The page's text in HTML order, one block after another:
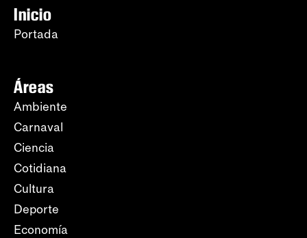
Inicio
Portada
Áreas
Ambiente
Carnaval
Ciencia
Cotidiana
Cultura
Deporte
Economía